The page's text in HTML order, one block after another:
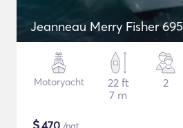
Jeanneau Merry Fisher 695
Motoryacht
22 ft
7 m
2
470